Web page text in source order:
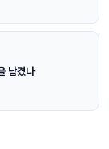
남겼나